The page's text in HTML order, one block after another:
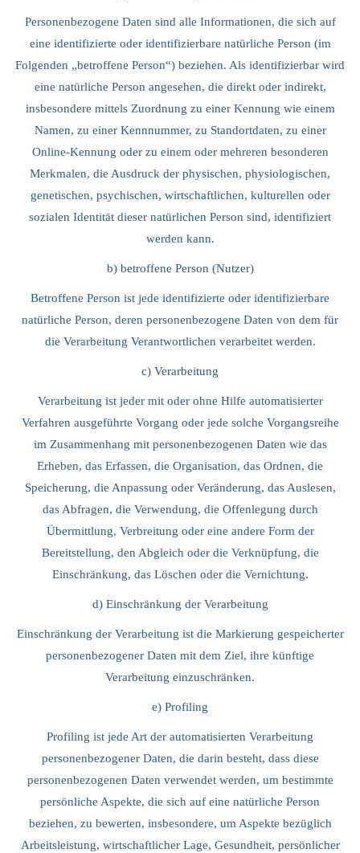
Personenbezogene Daten sind alle Informationen, die sich auf
eine identifizierte oder identifizierbare natürliche Person (im
Folgenden „betroffene Person“) beziehen. Als identifizierbar wird
eine natürliche Person angesehen, die direkt oder indirekt,
insbesondere mittels Zuordnung zu einer Kennung wie einem
Namen, zu einer Kennnummer, zu Standortdaten, zu einer
Online-Kennung oder zu einem oder mehreren besonderen
Merkmalen, die Ausdruck der physischen, physiologischen,
genetischen, psychischen, wirtschaftlichen, kulturellen oder
sozialen Identität dieser natürlichen Person sind, identifiziert
werden kann.
b) betroffene Person (Nutzer)
Betroffene Person ist jede identifizierte oder identifizierbare
natürliche Person, deren personenbezogene Daten von dem für
die Verarbeitung Verantwortlichen verarbeitet werden.
c) Verarbeitung
Verarbeitung ist jeder mit oder ohne Hilfe automatisierter
Verfahren ausgeführte Vorgang oder jede solche Vorgangsreihe
im Zusammenhang mit personenbezogenen Daten wie das
Erheben, das Erfassen, die Organisation, das Ordnen, die
Speicherung, die Anpassung oder Veränderung, das Auslesen,
das Abfragen, die Verwendung, die Offenlegung durch
Übermittlung, Verbreitung oder eine andere Form der
Bereitstellung, den Abgleich oder die Verknüpfung, die
Einschränkung, das Löschen oder die Vernichtung.
d) Einschränkung der Verarbeitung
Einschränkung der Verarbeitung ist die Markierung gespeicherter
personenbezogener Daten mit dem Ziel, ihre künftige
Verarbeitung einzuschränken.
e) Profiling
Profiling ist jede Art der automatisierten Verarbeitung
personenbezogener Daten, die darin besteht, dass diese
personenbezogenen Daten verwendet werden, um bestimmte
persönliche Aspekte, die sich auf eine natürliche Person
beziehen, zu bewerten, insbesondere, um Aspekte bezüglich
Arbeitsleistung, wirtschaftlicher Lage, Gesundheit, persönlicher